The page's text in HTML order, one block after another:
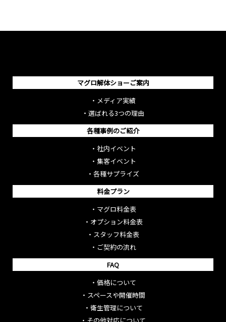
マグロ解体ショーご案内
・ メディア実績
・ 選ばれる3つの理由
各種事例のご紹介
・ 社内イベント
・ 集客イベント
・ 各種サプライズ
料金プラン
・ マグロ料金表
・ オプション料金表
・ スタッフ料金表
・ ご契約の流れ
FAQ
・ 価格について
・ スペースや開催時間
・ 衛生管理について